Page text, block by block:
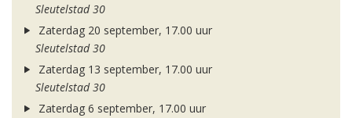
Sleutelstad 30
Zaterdag 20 september, 17.00 uur
Sleutelstad 30
Zaterdag 13 september, 17.00 uur
Sleutelstad 30
Zaterdag 6 september, 17.00 uur